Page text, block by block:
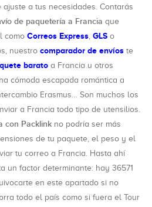
a tus necesidades. Contarás
de paquetería a Francia que
como Correos Express, GLS o
nuestro comparador de envíos te
barato a Francia u otros
cómoda escapada romántica a
Erasmus… Son muchos los
a Francia todo tipo de utensilios.
con Packlink no podría ser más
de tu paquete, el peso y el
tu correo a Francia. Hasta ahí
un factor determinante: hay 36571
en este apartado si no
todo el país como si fuera el Tour